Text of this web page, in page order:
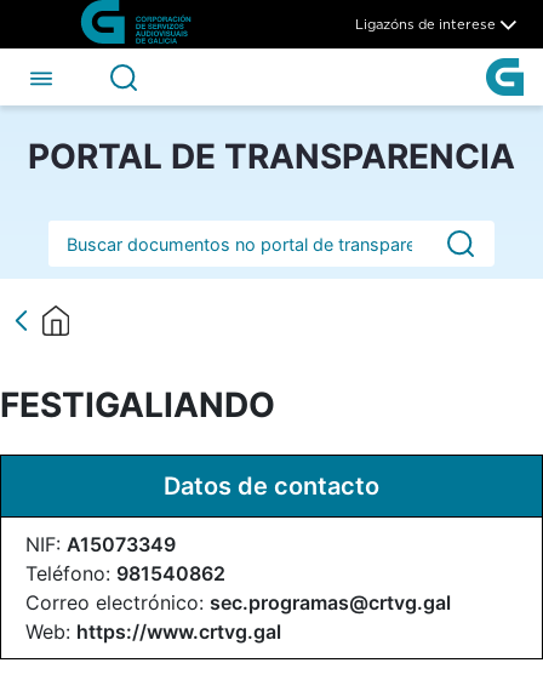
Skip to Main Content
FESTIGALIANDO - CSAG
Ligazóns de interese
PORTAL DE TRANSPARENCIA
Barra de busca
FESTIGALIANDO
Datos de contacto
NIF: A15073349
Teléfono: 981540862
Correo electrónico: sec.programas@crtvg.gal
Web: https://www.crtvg.gal